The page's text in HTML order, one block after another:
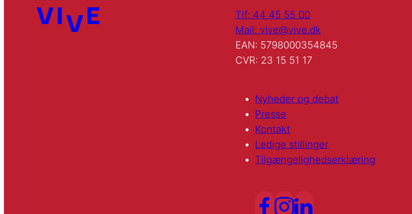
Tlf: 44 45 55 00
Mail: vive@vive.dk
EAN: 5798000354845
CVR: 23 15 51 17
Nyheder og debat
Presse
Kontakt
Ledige stillinger
Tilgængelighedserklæring